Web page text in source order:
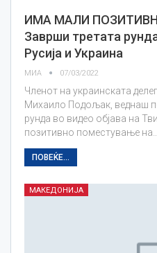
ИМА МАЛИ
Заврши третата
Русија и Украина
МИА 07/03/2022
Членот на украинската
Михаило Подољак, веднаш
рунда во видео објава на
позитивно поместување на…
ПОВЕЌЕ...
МАКЕДОНИЈА